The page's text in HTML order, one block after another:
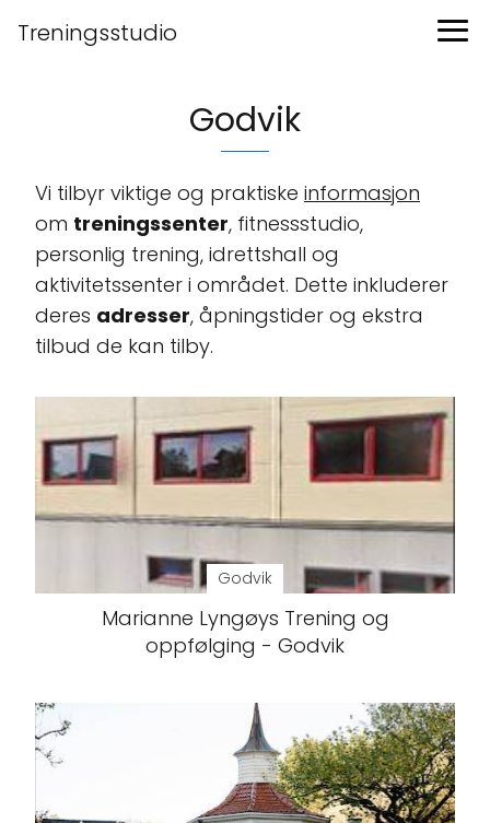
Treningsstudio
Godvik
Vi tilbyr viktige og praktiske informasjon
om treningssenter, fitnessstudio,
personlig trening, idrettshall og
aktivitetssenter i området. Dette inkluderer
deres adresser, åpningstider og ekstra
tilbud de kan tilby.
Godvik
Marianne Lyngøys Trening og
oppfølging - Godvik